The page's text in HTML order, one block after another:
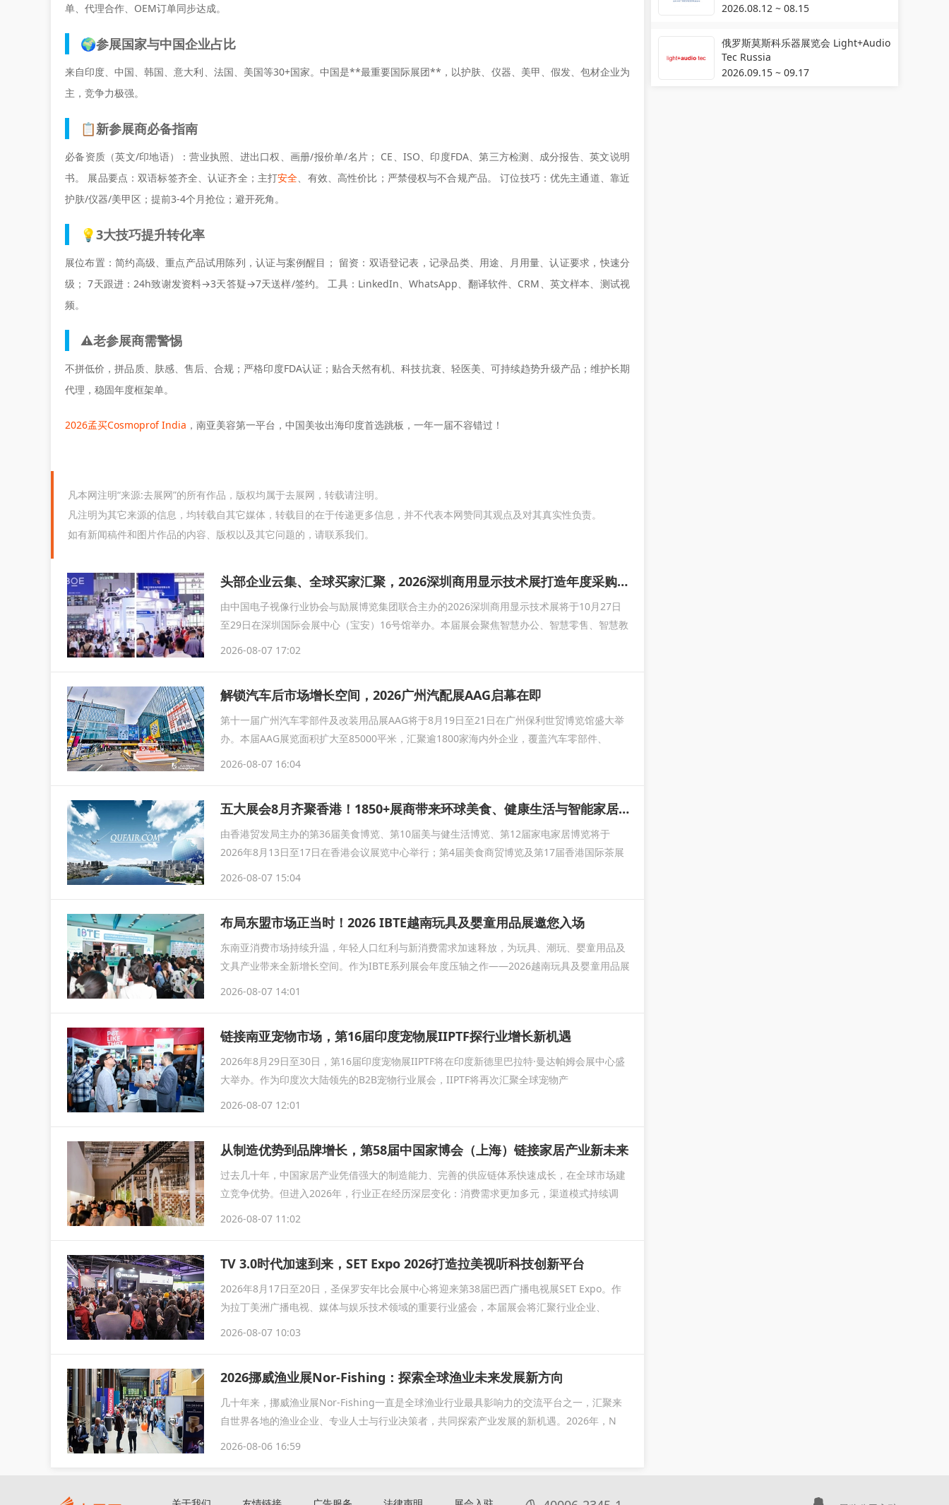
单、代理合作、OEM订单同步达成。
🌍参展国家与中国企业占比
来自印度、中国、韩国、意大利、法国、美国等30+国家。中国是**最重要国际展团**，以护肤、仪器、美甲、假发、包材企业为
主，竞争力极强。
📋新参展商必备指南
必备资质（英文/印地语）：营业执照、进出口权、画册/报价单/名片； CE、ISO、印度FDA、第三方检测、成分报告、英文说明
书。 展品要点：双语标签齐全、认证齐全；主打安全、有效、高性价比 ；严禁侵权与不合规产品。 订位技巧：优先主通道、靠近
护肤/仪器/美甲区；提前3-4个月抢位；避开死角。
💡3大技巧提升转化率
展位布置：简约高级、重点产品试用陈列，认证与案例醒目； 留资：双语登记表，记录品类、用途、月用量、认证要求，快速分
级； 7天跟进：24h致谢发资料→3天答疑→7天送样/签约。 工具：LinkedIn、WhatsApp、翻译软件、CRM、英文样本、测试视
频。
⚠️老参展商需警惕
不拼低价，拼品质、肤感、售后、合规 ；严格印度FDA认证；贴合天然有机、科技抗衰、轻医美、可持续趋势升级产品；维护长期
代理，稳固年度框架单。
2026孟买Cosmoprof India ，南亚美容第一平台，中国美妆出海印度首选跳板，一年一届不容错过！
凡本网注明“来源:去展网”的所有作品，版权均属于去展网，转载请注明。
凡注明为其它来源的信息，均转载自其它媒体，转载目的在于传递更多信息，并不代表本网赞同其观点及对其真实性负责。
如有新闻稿件和图片作品的内容、版权以及其它问题的，请联系我们。
头部企业云集、全球买家汇聚，2026深圳商用显示技术展打造年度采购现场
由中国电子视像行业协会与励展博览集团联合主办的2026深圳商用显示技术展将于10月27日
至29日在深圳国际会展中心（宝安）16号馆举办。本届展会聚焦智慧办公、智慧零售、智慧教
2026-08-07 17:02
解锁汽车后市场增长空间，2026广州汽配展AAG启幕在即
第十一届广州汽车零部件及改装用品展AAG将于8月19日至21日在广州保利世贸博览馆盛大举
办。本届AAG展览面积扩大至85000平米，汇聚逾1800家海内外企业，覆盖汽车零部件、
2026-08-07 16:04
五大展会8月齐聚香港！1850+展商带来环球美食、健康生活与智能家居盛宴
由香港贸发局主办的第36届美食博览、第10届美与健生活博览、第12届家电家居博览将于
2026年8月13日至17日在香港会议展览中心举行；第4届美食商贸博览及第17届香港国际茶展
2026-08-07 15:04
布局东盟市场正当时！2026 IBTE越南玩具及婴童用品展邀您入场
东南亚消费市场持续升温，年轻人口红利与新消费需求加速释放，为玩具、潮玩、婴童用品及
文具产业带来全新增长空间。作为IBTE系列展会年度压轴之作——2026越南玩具及婴童用品展
2026-08-07 14:01
链接南亚宠物市场，第16届印度宠物展IIPTF探行业增长新机遇
2026年8月29日至30日，第16届印度宠物展IIPTF将在印度新德里巴拉特·曼达帕姆会展中心盛
大举办。作为印度次大陆领先的B2B宠物行业展会，IIPTF将再次汇聚全球宠物产
2026-08-07 12:01
从制造优势到品牌增长，第58届中国家博会（上海）链接家居产业新未来
过去几十年，中国家居产业凭借强大的制造能力、完善的供应链体系快速成长，在全球市场建
立竞争优势。但进入2026年，行业正在经历深层变化：消费需求更加多元，渠道模式持续调
2026-08-07 11:02
TV 3.0时代加速到来，SET Expo 2026打造拉美视听科技创新平台
2026年8月17日至20日，圣保罗安年比会展中心将迎来第38届巴西广播电视展SET Expo。作
为拉丁美洲广播电视、媒体与娱乐技术领域的重要行业盛会，本届展会将汇聚行业企业、
2026-08-07 10:03
2026挪威渔业展Nor-Fishing：探索全球渔业未来发展新方向
几十年来，挪威渔业展Nor-Fishing一直是全球渔业行业最具影响力的交流平台之一，汇聚来
自世界各地的渔业企业、专业人士与行业决策者，共同探索产业发展的新机遇。2026年，N
2026-08-06 16:59
2026.08.12 ~ 08.15
俄罗斯莫斯科乐器展览会 Light+Audio
Tec Russia
2026.09.15 ~ 09.17